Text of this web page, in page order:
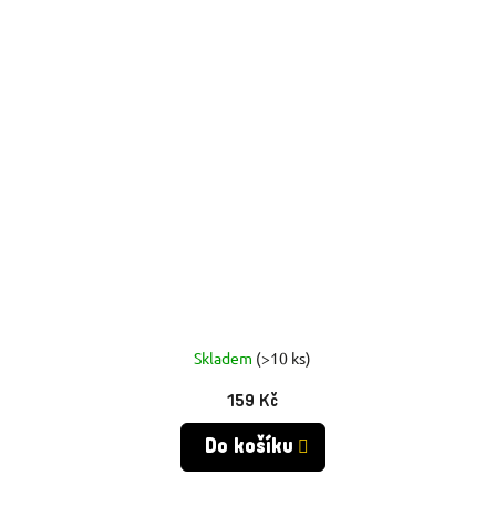
Skladem (>10 ks)
159 Kč
Do košíku